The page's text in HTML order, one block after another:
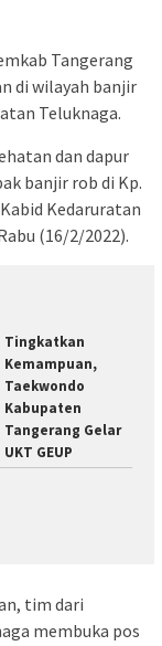
Tangerang
di wilayah banjir
Teluknaga.
dan dapur
banjir rob di Kp.
Kedaruratan
(16/2/2022).
Tingkatkan
Kemampuan,
Taekwondo
Kabupaten
Tangerang Gelar
UKT GEUP
tim dari
membuka pos